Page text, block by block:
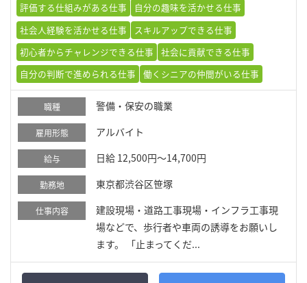
評価する仕組みがある仕事
自分の趣味を活かせる仕事
社会人経験を活かせる仕事
スキルアップできる仕事
初心者からチャレンジできる仕事
社会に貢献できる仕事
自分の判断で進められる仕事
働くシニアの仲間がいる仕事
職種 警備・保安の職業
雇用形態 アルバイト
給与 日給 12,500円～14,700円
勤務地 東京都渋谷区笹塚
仕事内容
建設現場・道路工事現場・インフラ工事現
場などで、歩行者や車両の誘導をお願いし
ます。 「止まってくだ...